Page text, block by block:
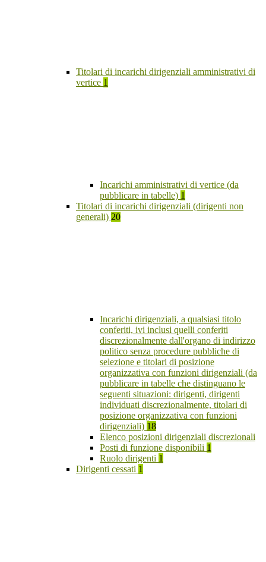
Titolari di incarichi dirigenziali amministrativi di
vertice 1
Incarichi amministrativi di vertice (da
pubblicare in tabelle) 1
Titolari di incarichi dirigenziali (dirigenti non
generali) 20
Incarichi dirigenziali, a qualsiasi titolo
conferiti, ivi inclusi quelli conferiti
discrezionalmente dall'organo di indirizzo
politico senza procedure pubbliche di
selezione e titolari di posizione
organizzativa con funzioni dirigenziali (da
pubblicare in tabelle che distinguano le
seguenti situazioni: dirigenti, dirigenti
individuati discrezionalmente, titolari di
posizione organizzativa con funzioni
dirigenziali) 18
Elenco posizioni dirigenziali discrezionali
Posti di funzione disponibili 1
Ruolo dirigenti 1
Dirigenti cessati 1